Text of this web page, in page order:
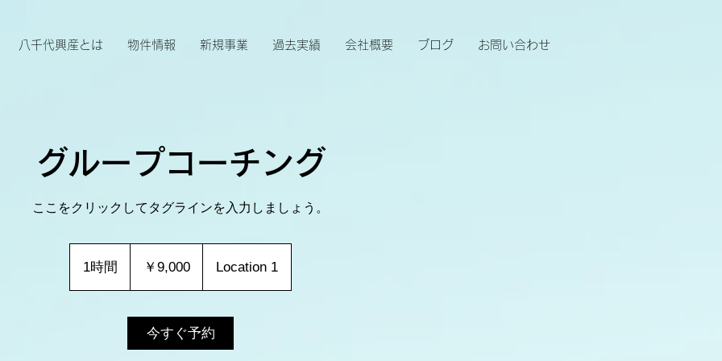
八千代興産とは 物件情報 新規事業 過去実績 会社概要 ブログ お問い合わせ
グループコーチング
ここをクリックしてタグラインを入力しましょう。
1時間
時
￥9,000 Location 1
今すぐ予約